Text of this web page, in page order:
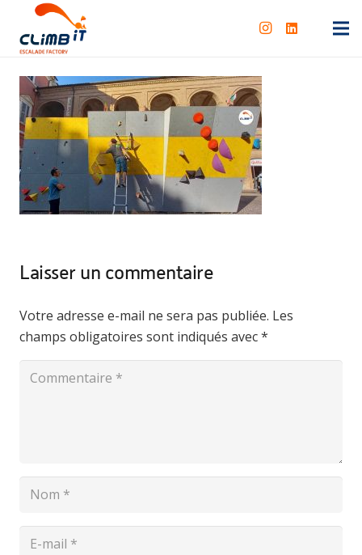
Laisser un commentaire
Votre adresse e-mail ne sera pas publiée. Les
champs obligatoires sont indiqués avec*